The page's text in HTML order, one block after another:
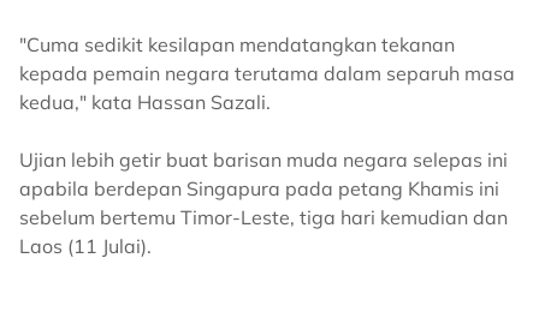
"Cuma sedikit kesilapan mendatangkan tekanan
kepada pemain negara terutama dalam separuh masa
kedua," kata Hassan Sazali.
Ujian lebih getir buat barisan muda negara selepas ini
apabila berdepan Singapura pada petang Khamis ini
sebelum bertemu Timor-Leste, tiga hari kemudian dan
Laos (11 Julai).